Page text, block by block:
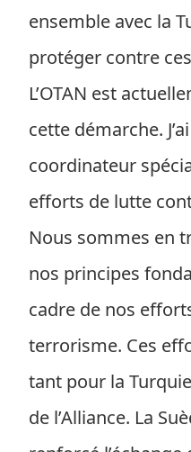
ensemble avec la
protéger contre
L’OTAN est
cette démarche.
coordinateur
efforts de lutte
Nous sommes en
nos principes
cadre de nos
terrorisme. Ces
tant pour la
de l’Alliance. La